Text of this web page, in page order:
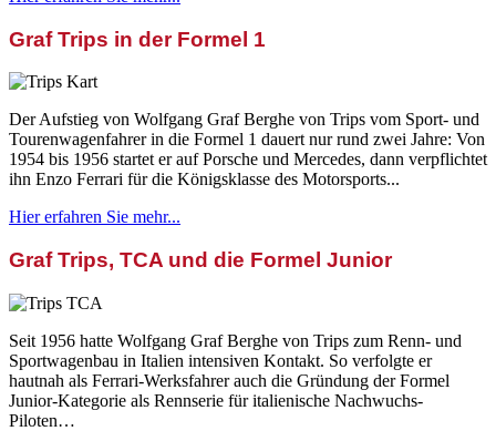
Graf Trips in der Formel 1
Der Aufstieg von Wolfgang Graf Berghe von Trips vom Sport- und
Tourenwagenfahrer in die Formel 1 dauert nur rund zwei Jahre: Von
1954 bis 1956 startet er auf Porsche und Mercedes, dann verpflichtet
ihn Enzo Ferrari für die Königsklasse des Motorsports...
Hier erfahren Sie mehr...
Graf Trips, TCA und die Formel Junior
Seit 1956 hatte Wolfgang Graf Berghe von Trips zum Renn- und
Sportwagenbau in Italien intensiven Kontakt. So verfolgte er
hautnah als Ferrari-Werksfahrer auch die Gründung der Formel
Junior-Kategorie als Rennserie für italienische Nachwuchs-
Piloten…